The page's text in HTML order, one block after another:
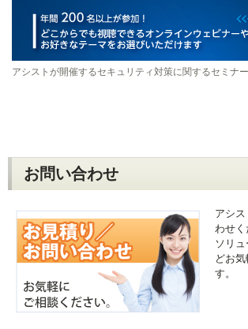
アシストが開催するセキュリティ対策に関するセミナ
お問い合わせ
アシ
わせく
ソリ
どお
す。